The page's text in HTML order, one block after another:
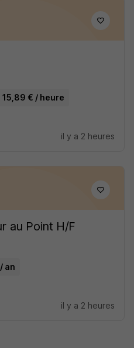
15,89 € / heure
il y a 2 heures
au Point H/F
an
il y a 2 heures